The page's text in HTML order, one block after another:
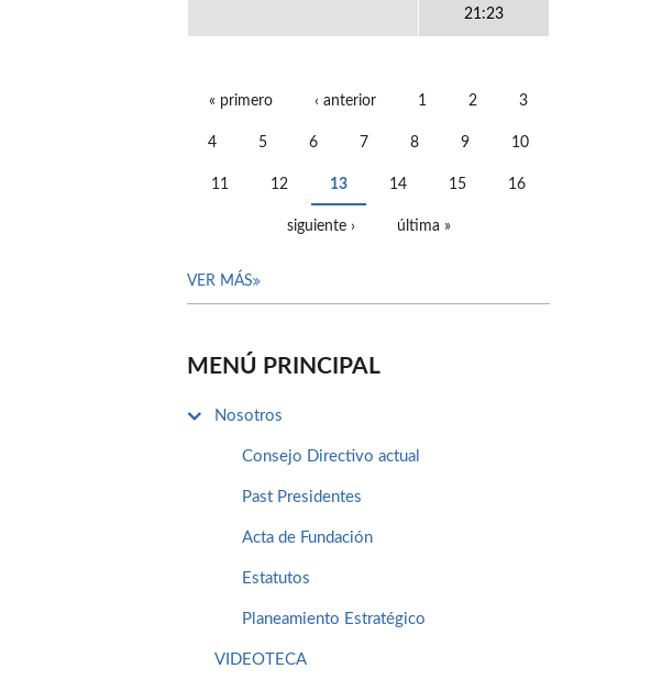
21:23
« primero ‹ anterior 1 2 3
4 5 6 7 8 9 10
11 12 13 14 15 16
siguiente › última »
VER MÁS
MENÚ PRINCIPAL
Nosotros
Consejo Directivo actual
Past Presidentes
Acta de Fundación
Estatutos
Planeamiento Estratégico
VIDEOTECA